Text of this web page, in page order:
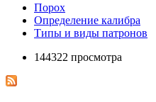
Порох
Определение калибра
Типы и виды патронов
144322 просмотра